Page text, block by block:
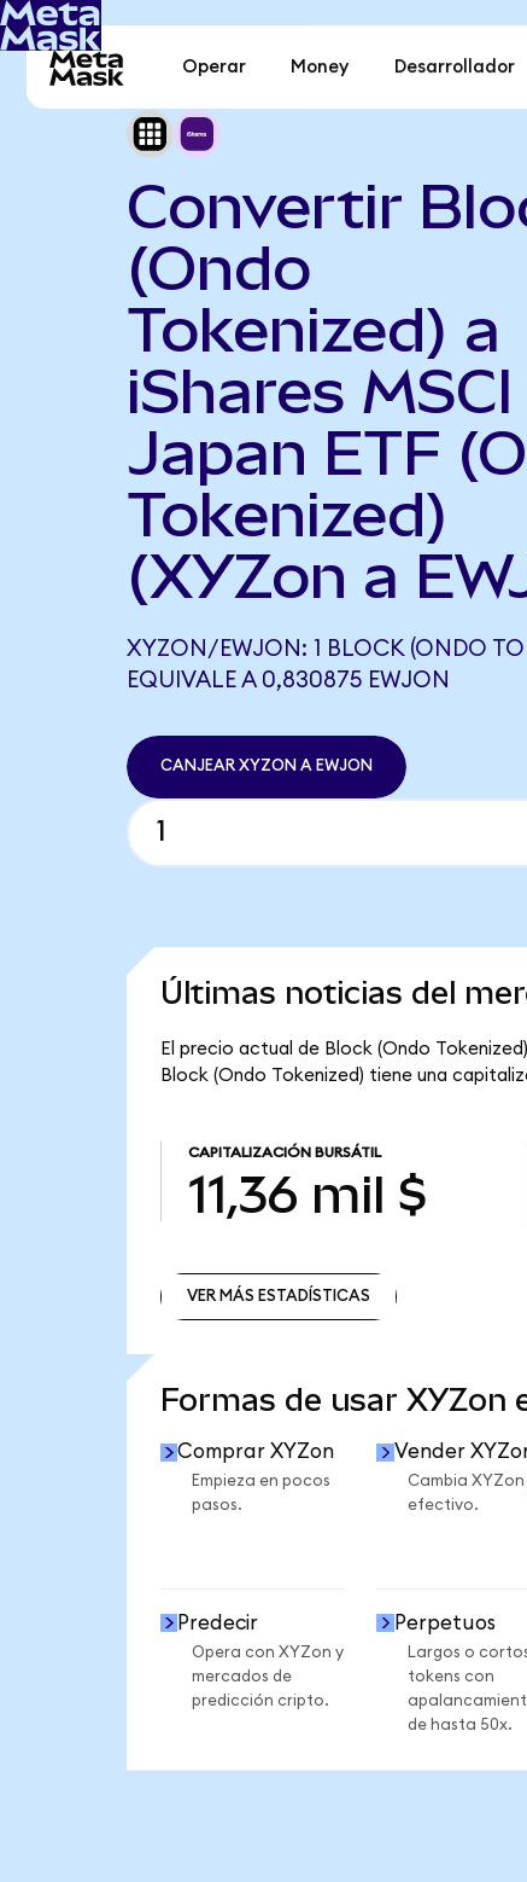
Operar Money Desarrollador
Convertir
(Ondo
Tokenized) a
iShares MSCI
Japan ETF
Tokenized)
(XYZon a
XYZON/EWJON: 1 BLOCK (ONDO
EQUIVALE A 0,830875 EWJON
CANJEAR XYZON A EWJON
Últimas noticias del
El precio actual de Block (Ondo
Block (Ondo Tokenized) tiene una
CAPITALIZACIÓN BURSÁTIL
11,36 mil $
VER MÁS ESTADÍSTICAS
Formas de usar XYZon
Comprar XYZon
Empieza en pocos
pasos.
Vender
Cambia
efectivo.
Predecir
Opera con XYZon y
mercados de
predicción cripto.
Perpetuos
Largos o
tokens con
de hasta 50x.